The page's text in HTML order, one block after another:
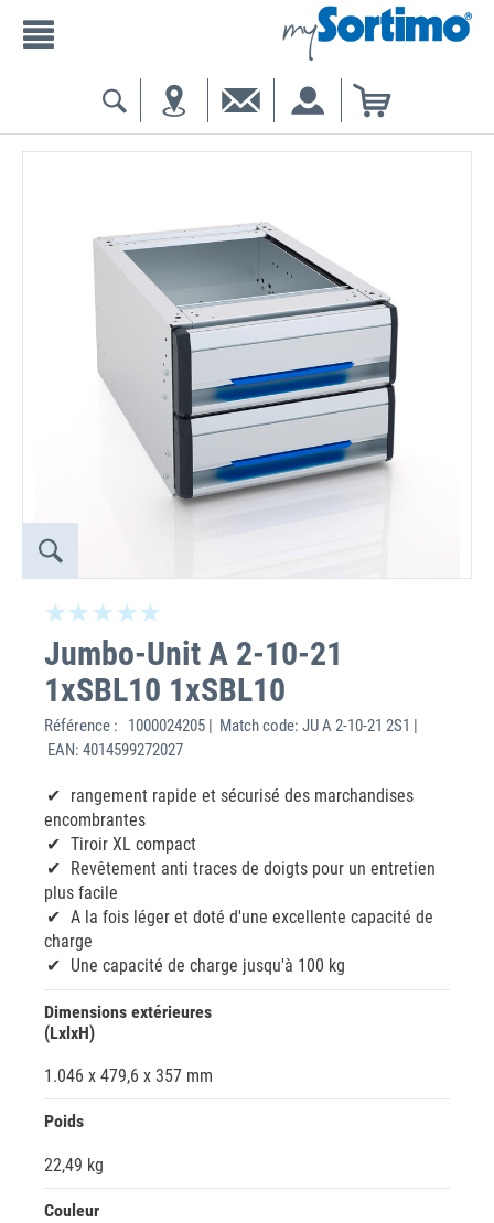
Jumbo-Unit A 2-10-21
1xSBL10 1xSBL10
Référence :
1000024205 | Match code: JU A 2-10-21 2S1 |
EAN: 4014599272027
rangement rapide et sécurisé des marchandises
encombrantes
Tiroir XL compact
Revêtement anti traces de doigts pour un entretien
plus facile
A la fois léger et doté d'une excellente capacité de
charge
Une capacité de charge jusqu'à 100 kg
Dimensions extérieures
(LxlxH)
1.046 x 479,6 x 357 mm
Poids
22,49 kg
Couleur